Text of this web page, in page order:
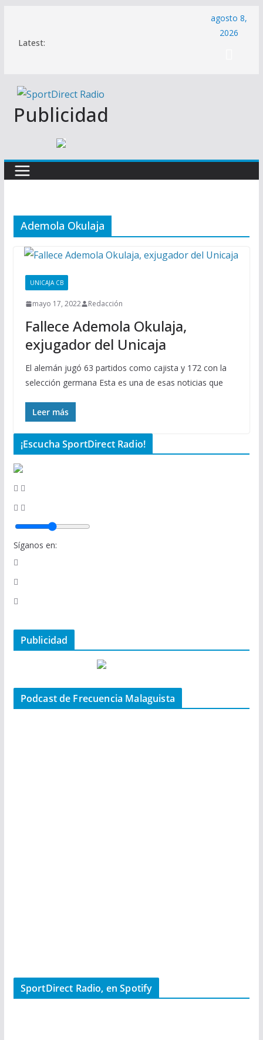
contenido
Latest:
agosto 8,
2026
Publicidad
Ademola Okulaja
UNICAJA CB
mayo 17, 2022 Redacción
Fallece Ademola Okulaja,
exjugador del Unicaja
El alemán jugó 63 partidos como cajista y 172 con la
selección germana Esta es una de esas noticias que
Leer más
¡Escucha SportDirect Radio!
Síganos en:
Publicidad
Podcast de Frecuencia Malaguista
SportDirect Radio, en Spotify